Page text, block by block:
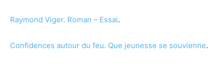
Raymond Viger. Roman – Essai.
Confidences autour du feu. Que jeunesse se souvienne.